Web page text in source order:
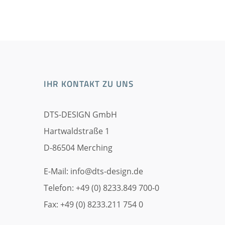
IHR KONTAKT ZU UNS
DTS-DESIGN GmbH
Hartwaldstraße 1
D-86504 Merching
E-Mail: info@dts-design.de
Telefon: +49 (0) 8233.849 700-0
Fax: +49 (0) 8233.211 754 0